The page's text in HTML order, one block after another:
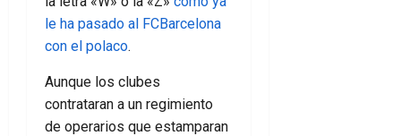
le ha pasado al FCBarcelona
con el polaco.
Aunque los clubes
contrataran a un regimiento
de operarios que estamparan